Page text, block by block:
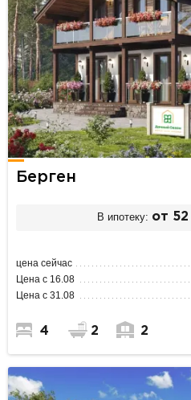
Берген
В ипотеку: от
цена сейчас
Цена с 16.08
Цена с 31.08
4 2 2